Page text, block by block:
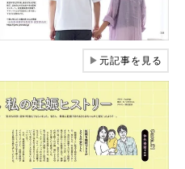
▶元記事を見る